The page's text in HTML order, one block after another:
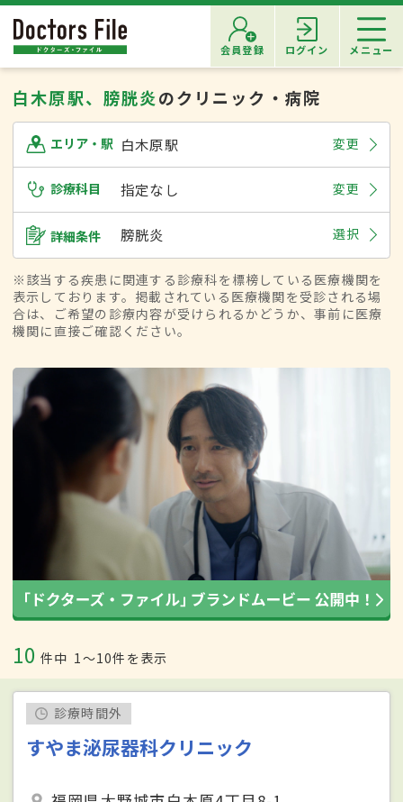
会員登録 ログイン メニュー
白木原駅、膀胱炎のクリニック・病院
エリア・駅 白木原駅 変更
診療科目 指定なし 変更
詳細条件 膀胱炎 選択
※該当する疾患に関連する診療科を標榜している医療機関を
表示しております。掲載されている医療機関を受診される場
合は、ご希望の診療内容が受けられるかどうか、事前に医療
機関に直接ご確認ください。
10 件中 1〜10件を表示
診療時間外
すやま泌尿器科クリニック